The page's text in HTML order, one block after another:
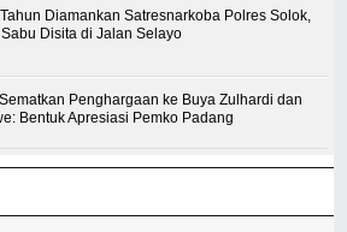
Diamankan Satresnarkoba Polres Solok,
Disita di Jalan Selayo
Penghargaan ke Buya Zulhardi dan
Bentuk Apresiasi Pemko Padang